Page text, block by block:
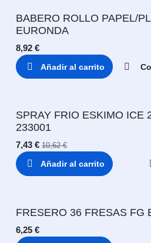
BABERO ROLLO PAPEL/
EURONDA
8,92 €
Añadir al carrito
SPRAY FRIO ESKIMO ICE
233001
7,43 € 10,62€
Añadir al carrito
FRESERO 36 FRESAS FG
6,25 €